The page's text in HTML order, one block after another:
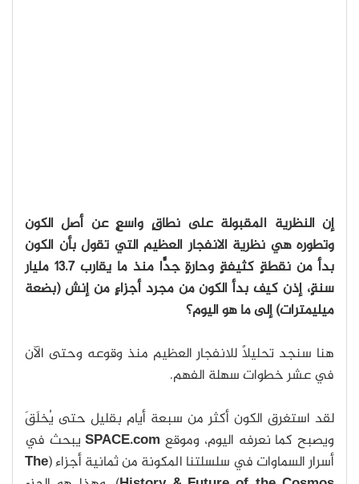
إن النظرية المقبولة على نطاقٍ واسعٍ عن أصل الكون
وتطوره هي نظرية الانفجار العظيم التي تقول بأن الكون
بدأ من نقطةٍ كثيفةٍ وحارةٍ جدًّا منذ ما يقارب 13.7 مليار
سنةٍ، إذن كيف بدأ الكون من مجرد أجزاءٍ من إنش (بضعة
ميليمترات) إلى ما هو اليوم؟
هنا سنجد تحليلًا للانفجار العظيم منذ وقوعه وحتى الآن
في عشر خطوات سهلة الفهم.
لقد استغرق الكون أكثر من سبعة أيام بقليل حتى يُخلَقَ
ويصبح كما نعرفه اليوم، وموقع SPACE.comيبحث في
أسرار السماوات في سلسلتنا المكونة من ثمانية أجزاء (The